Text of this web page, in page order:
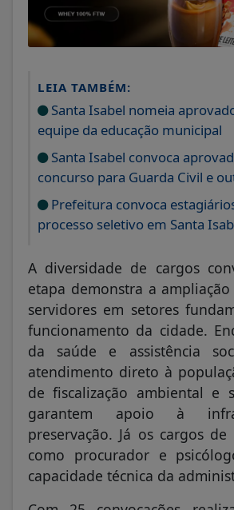
LEIA TAMBÉM:
Santa Isabel nomeia
equipe da educação municipal
Santa Isabel convoca
concurso para Guarda Civil e
Prefeitura convoca
processo seletivo em Santa
A diversidade de cargos
etapa demonstra a
servidores em setores
funcionamento da cidade.
da saúde e assistência
atendimento direto à
de fiscalização ambiental e
garantem apoio à
preservação. Já os cargos
como procurador e
capacidade técnica da